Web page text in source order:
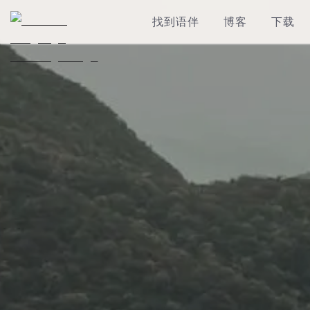
找到语伴 博客 下载